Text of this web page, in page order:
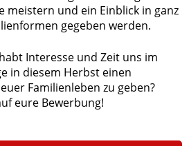
meistern und ein Einblick in ganz
gegeben werden.
Interesse und Zeit uns im
in diesem Herbst einen
Familienleben zu geben?
eure Bewerbung!